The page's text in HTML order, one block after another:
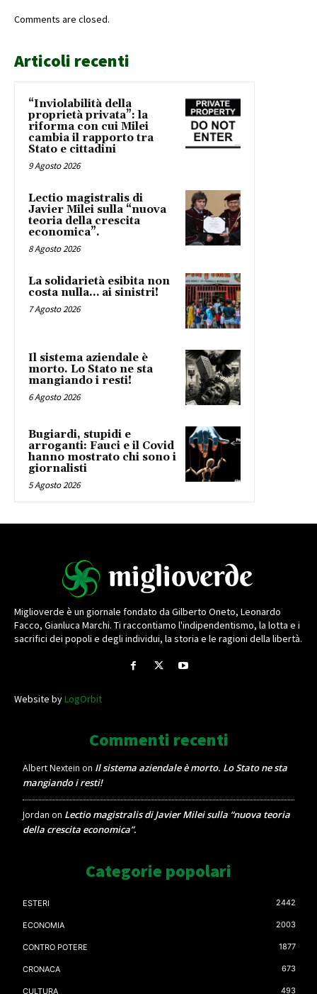
Comments are closed.
Articoli recenti
“Inviolabilità della
proprietà privata”: la
riforma con cui Milei
cambia il rapporto tra
Stato e cittadini
9 Agosto 2026
Lectio magistralis di
Javier Milei sulla “nuova
teoria della crescita
economica”.
8 Agosto 2026
La solidarietà esibita non
costa nulla… ai sinistri!
7 Agosto 2026
Il sistema aziendale è
morto. Lo Stato ne sta
mangiando i resti!
6 Agosto 2026
Bugiardi, stupidi e
arroganti: Fauci e il Covid
hanno mostrato chi sono i
giornalisti
5 Agosto 2026
Miglioverde è un giornale fondato da Gilberto Oneto, Leonardo
Facco, Gianluca Marchi. Ti raccontiamo l'indipendentismo, la lotta e i
sacrifici dei popoli e degli individui, la storia e le ragioni della libertà.
Website byLogOrbit
Commenti recenti
Albert Nextein on Il sistema aziendale è morto. Lo Stato ne sta
mangiando i resti!
Jordan on Lectio magistralis di Javier Milei sulla “nuova teoria
della crescita economica”.
Categorie popolari
ESTERI 2442
ECONOMIA 2003
CONTRO POTERE 1877
CRONACA 673
CULTURA 493